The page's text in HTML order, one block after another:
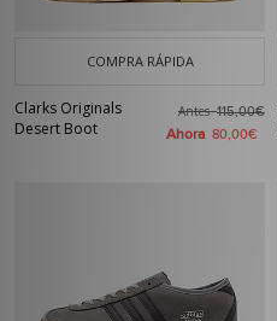
COMPRA RÁPIDA
Clarks Originals
Desert Boot
Antes115,00€
Ahora 80,00€